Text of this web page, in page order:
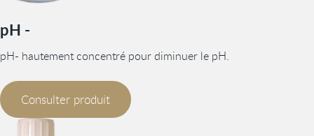
pH -
pH- hautement concentré pour diminuer le pH.
Consulter produit